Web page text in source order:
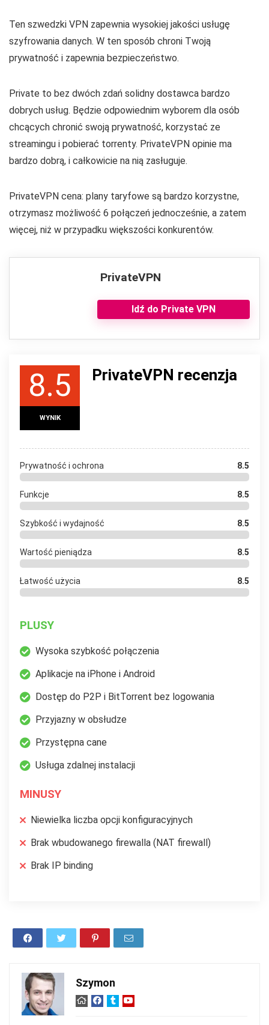
Ten szwedzki VPN zapewnia wysokiej jakości usługę
szyfrowania danych. W ten sposób chroni Twoją
prywatność i zapewnia bezpieczeństwo.
Private to bez dwóch zdań solidny dostawca bardzo
dobrych usług. Będzie odpowiednim wyborem dla osób
chcących chronić swoją prywatność, korzystać ze
streamingu i pobierać torrenty. PrivateVPN opinie ma
bardzo dobrą, i całkowicie na nią zasługuje.
PrivateVPN cena: plany taryfowe są bardzo korzystne,
otrzymasz możliwość 6 połączeń jednocześnie, a zatem
więcej, niż w przypadku większości konkurentów.
PrivateVPN
Idź do Private VPN
8.5
WYNIK
PrivateVPN recenzja
Prywatność i ochrona 8.5
Funkcje 8.5
Szybkość i wydajność 8.5
Wartość pieniądza 8.5
Łatwość użycia 8.5
PLUSY
Wysoka szybkość połączenia
Aplikacje na iPhone i Android
Dostęp do P2P i BitTorrent bez logowania
Przyjazny w obsłudze
Przystępna cane
Usługa zdalnej instalacji
MINUSY
Niewielka liczba opcji konfiguracyjnych
Brak wbudowanego firewalla (NAT firewall)
Brak IP binding
Szymon